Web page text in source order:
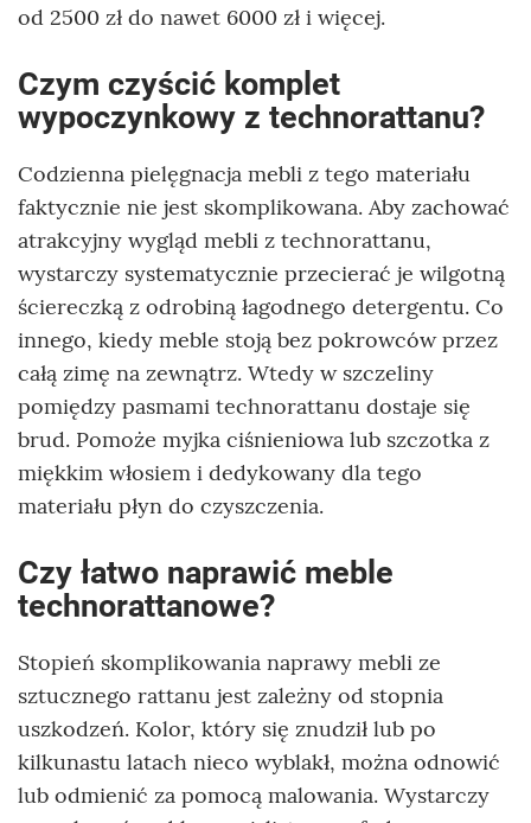
od 2500 zł do nawet 6000 zł i więcej.
Czym czyścić komplet
wypoczynkowy z technorattanu?
Codzienna pielęgnacja mebli z tego materiału
faktycznie nie jest skomplikowana. Aby zachować
atrakcyjny wygląd mebli z technorattanu,
wystarczy systematycznie przecierać je wilgotną
ściereczką z odrobiną łagodnego detergentu. Co
innego, kiedy meble stoją bez pokrowców przez
całą zimę na zewnątrz. Wtedy w szczeliny
pomiędzy pasmami technorattanu dostaje się
brud. Pomoże myjka ciśnieniowa lub szczotka z
miękkim włosiem i dedykowany dla tego
materiału płyn do czyszczenia.
Czy łatwo naprawić meble
technorattanowe?
Stopień skomplikowania naprawy mebli ze
sztucznego rattanu jest zależny od stopnia
uszkodzeń. Kolor, który się znudził lub po
kilkunastu latach nieco wyblakł, można odnowić
lub odmienić za pomocą malowania. Wystarczy